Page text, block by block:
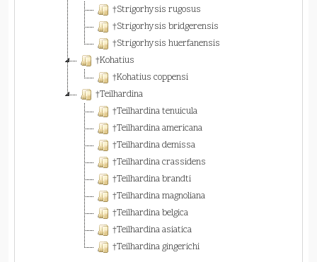
†Strigorhysis rugosus
†Strigorhysis bridgerensis
†Strigorhysis huerfanensis
†Kohatius
†Kohatius coppensi
†Teilhardina
†Teilhardina tenuicula
†Teilhardina americana
†Teilhardina demissa
†Teilhardina crassidens
†Teilhardina brandti
†Teilhardina magnoliana
†Teilhardina belgica
†Teilhardina asiatica
†Teilhardina gingerichi